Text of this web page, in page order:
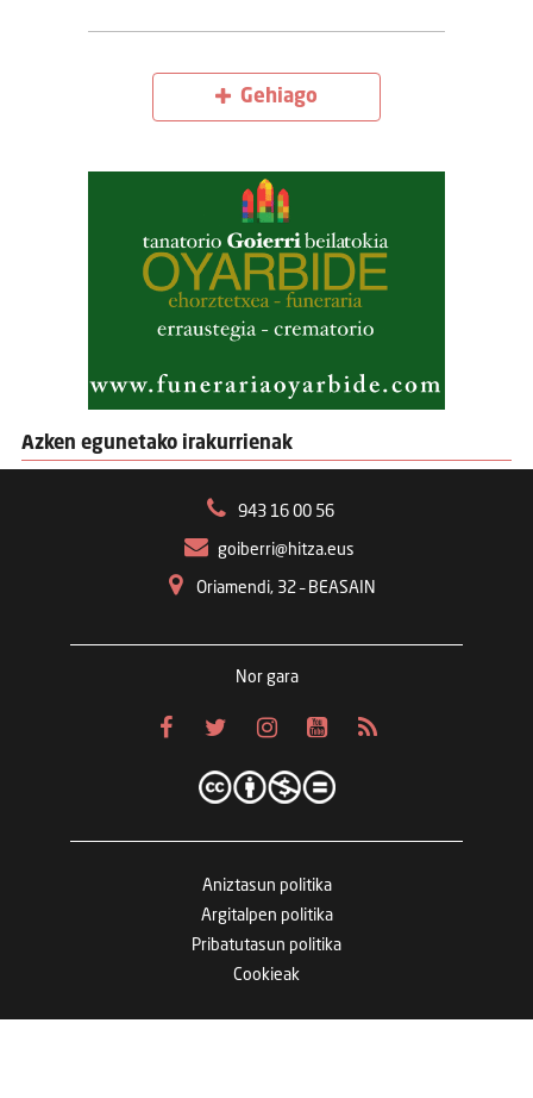
Gehiago
Azken egunetako irakurrienak
943 16 00 56
goiberri@hitza.eus
Oriamendi, 32 – BEASAIN
Nor gara
Aniztasun politika
Argitalpen politika
Pribatutasun politika
Cookieak